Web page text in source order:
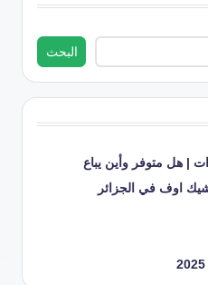
البحث
| هل متوفر وأين يباع
اوف في الجزائر